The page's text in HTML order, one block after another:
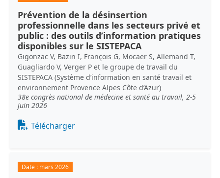
Prévention de la désinsertion
professionnelle dans les secteurs privé et
public : des outils d’information pratiques
disponibles sur le SISTEPACA
Gigonzac V, Bazin I, François G, Mocaer S, Allemand T,
Guagliardo V, Verger P et le groupe de travail du
SISTEPACA (Système d’information en santé travail et
environnement Provence Alpes Côte d’Azur)
38e congrès national de médecine et santé au travail, 2-5
juin 2026
Document
Télécharger
Date : mars 2026